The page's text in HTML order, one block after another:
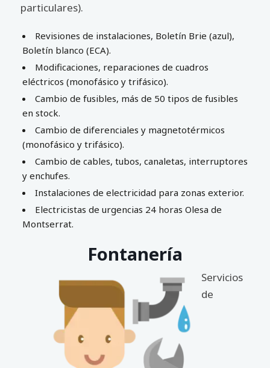
particulares).
Revisiones de instalaciones, Boletín Brie (azul),
Boletín blanco (ECA).
Modificaciones, reparaciones de cuadros
eléctricos (monofásico y trifásico).
Cambio de fusibles, más de 50 tipos de fusibles
en stock.
Cambio de diferenciales y magnetotérmicos
(monofásico y trifásico).
Cambio de cables, tubos, canaletas, interruptores
y enchufes.
Instalaciones de electricidad para zonas exterior.
Electricistas de urgencias 24 horas Olesa de
Montserrat.
Fontanería
Servicios
de